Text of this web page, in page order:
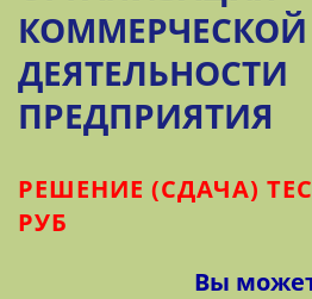
КОММЕРЧЕСКОЙ
ДЕЯТЕЛЬНОСТИ
ПРЕДПРИЯТИЯ
РЕШЕНИЕ (СДАЧА)
РУБ
Вы